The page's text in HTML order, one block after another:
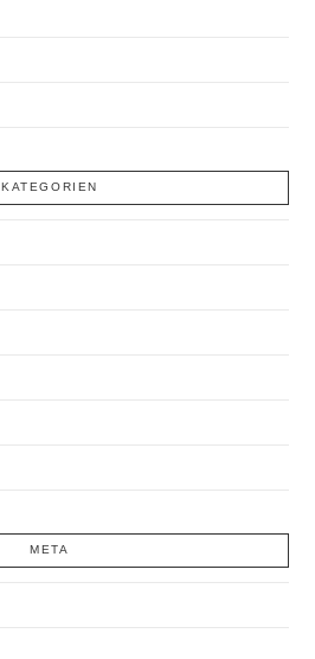
KATEGORIEN
META